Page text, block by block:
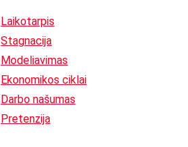
Laikotarpis
Stagnacija
Modeliavimas
Ekonomikos ciklai
Darbo našumas
Pretenzija